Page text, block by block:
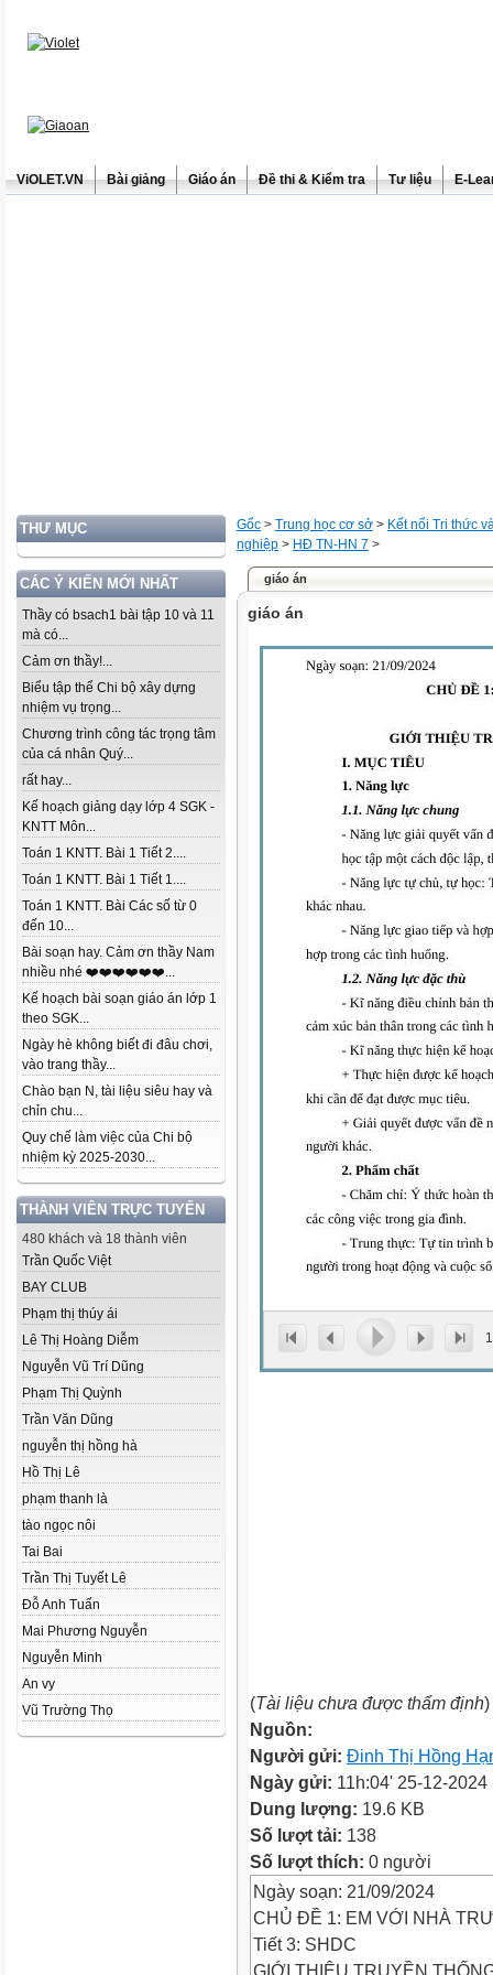
ViOLET.VN Bài giảng Giáo án Đề thi & Kiểm tra Tư liệu E-
THƯ MỤC
CÁC Ý KIẾN MỚI NHẤT
Thầy có bsach1 bài tập 10 và 11
mà có...
Cảm ơn thầy!...
Biểu tập thể Chi bộ xây dựng
nhiệm vụ trọng...
Chương trình công tác trọng tâm
của cá nhân Quý...
rất hay...
Kế hoạch giảng dạy lớp 4 SGK -
KNTT Môn...
Toán 1 KNTT. Bài 1 Tiết 2....
Toán 1 KNTT. Bài 1 Tiết 1....
Toán 1 KNTT. Bài Các số từ 0
đến 10...
Bài soạn hay. Cảm ơn thầy Nam
nhiều nhé ❤️❤️❤️❤️❤️❤️...
Kế hoạch bài soạn giáo án lớp 1
theo SGK...
Ngày hè không biết đi đâu chơi,
vào trang thầy...
Chào bạn N, tài liệu siêu hay và
chỉn chu...
Quy chế làm việc của Chi bộ
nhiệm kỳ 2025-2030...
THÀNH VIÊN TRỰC TUYẾN
480 khách và 18 thành viên
Trần Quốc Việt
BAY CLUB
Phạm thị thúy ái
Lê Thị Hoàng Diễm
Nguyễn Vũ Trí Dũng
Phạm Thị Quỳnh
Trần Văn Dũng
nguyễn thị hồng hà
Hồ Thị Lê
phạm thanh là
tào ngọc nôi
Tai Bai
Trần Thị Tuyết Lê
Đỗ Anh Tuấn
Mai Phương Nguyễn
Nguyễn Minh
An vy
Vũ Trường Thọ
Gốc > Trung học cơ sở > Kết nối Tri thức
nghiệp > HĐ TN-HN 7 >
giáo án
giáo án
1
(Tài liệu chưa được thẩm định)
Nguồn:
Người gửi: Đinh Thị Hồng
Ngày gửi: 11h:04' 25-12-2024
Dung lượng: 19.6 KB
Số lượt tải: 138
Số lượt thích: 0 người
Ngày soạn: 21/09/2024
CHỦ ĐỀ 1: EM VỚI NHÀ
Tiết 3: SHDC
GIỚI THIỆU TRUYỀN